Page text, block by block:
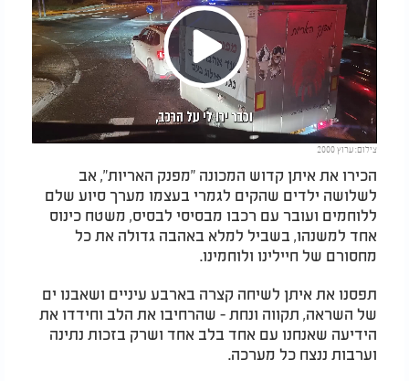
Play
Video
צילום: ערוץ 2000
הכירו את איתן קדוש המכונה "מפנק האריות", אב
לשלושה ילדים שהקים לגמרי בעצמו מערך סיוע שלם
ללוחמים ועובר עם רכבו מבסיסי לבסיס, משטח כינוס
אחד למשנהו, בשביל למלא באהבה גדולה את כל
מחסורם של חיילינו ולוחמינו.
תפסנו את איתן לשיחה קצרה בארבע עיניים ושאבנו ים
של השראה, תקווה ונחת - שהרחיבו את הלב וחידדו את
הידיעה שאנחנו עם אחד בלב אחד ושרק בזכות נתינה
וערבות ננצח כל מערכה.